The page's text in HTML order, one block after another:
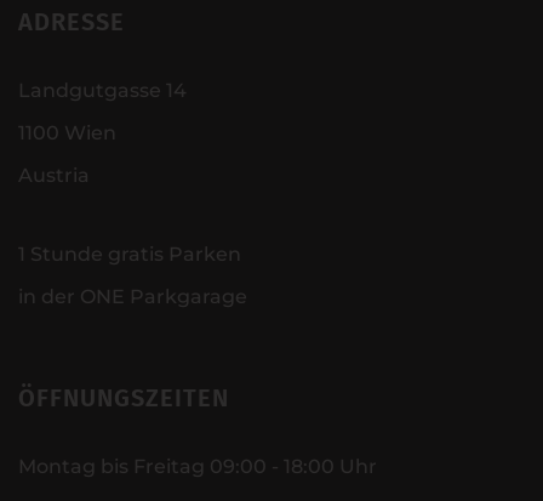
ADRESSE
Landgutgasse 14
1100 Wien
Austria
1 Stunde gratis Parken
in der ONE Parkgarage
ÖFFNUNGSZEITEN
Montag bis Freitag 09:00 - 18:00 Uhr